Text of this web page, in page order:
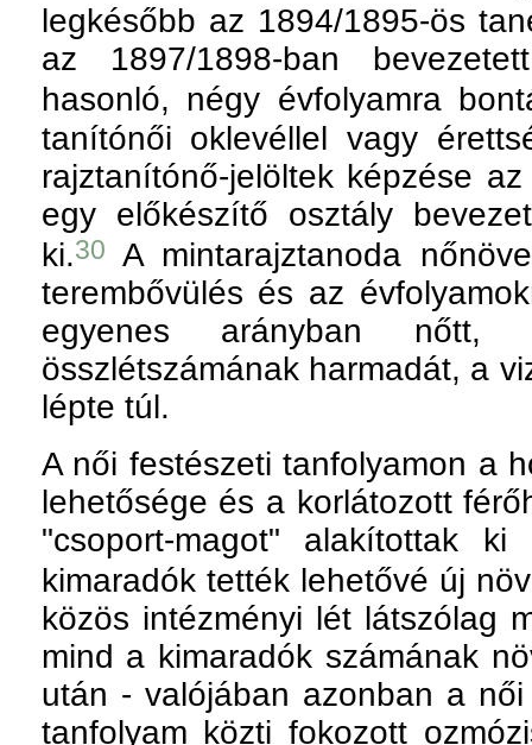
legkésőbb az 1894/1895-ös
az 1897/1898-ban
hasonló, négy évfolyamra
tanítónői oklevéllel vagy
rajztanítónő-jelöltek képzése
egy előkészítő osztály
ki.30 A mintarajztanoda
terembővülés és az
egyenes arányban
összlétszámának harmadát, a
lépte túl.
A női festészeti tanfolyamon a
lehetősége és a korlátozott
"csoport-magot" alakítottak
kimaradók tették lehetővé új
közös intézményi lét látszólag
mind a kimaradók számának
után - valójában azonban a
tanfolyam közti fokozott